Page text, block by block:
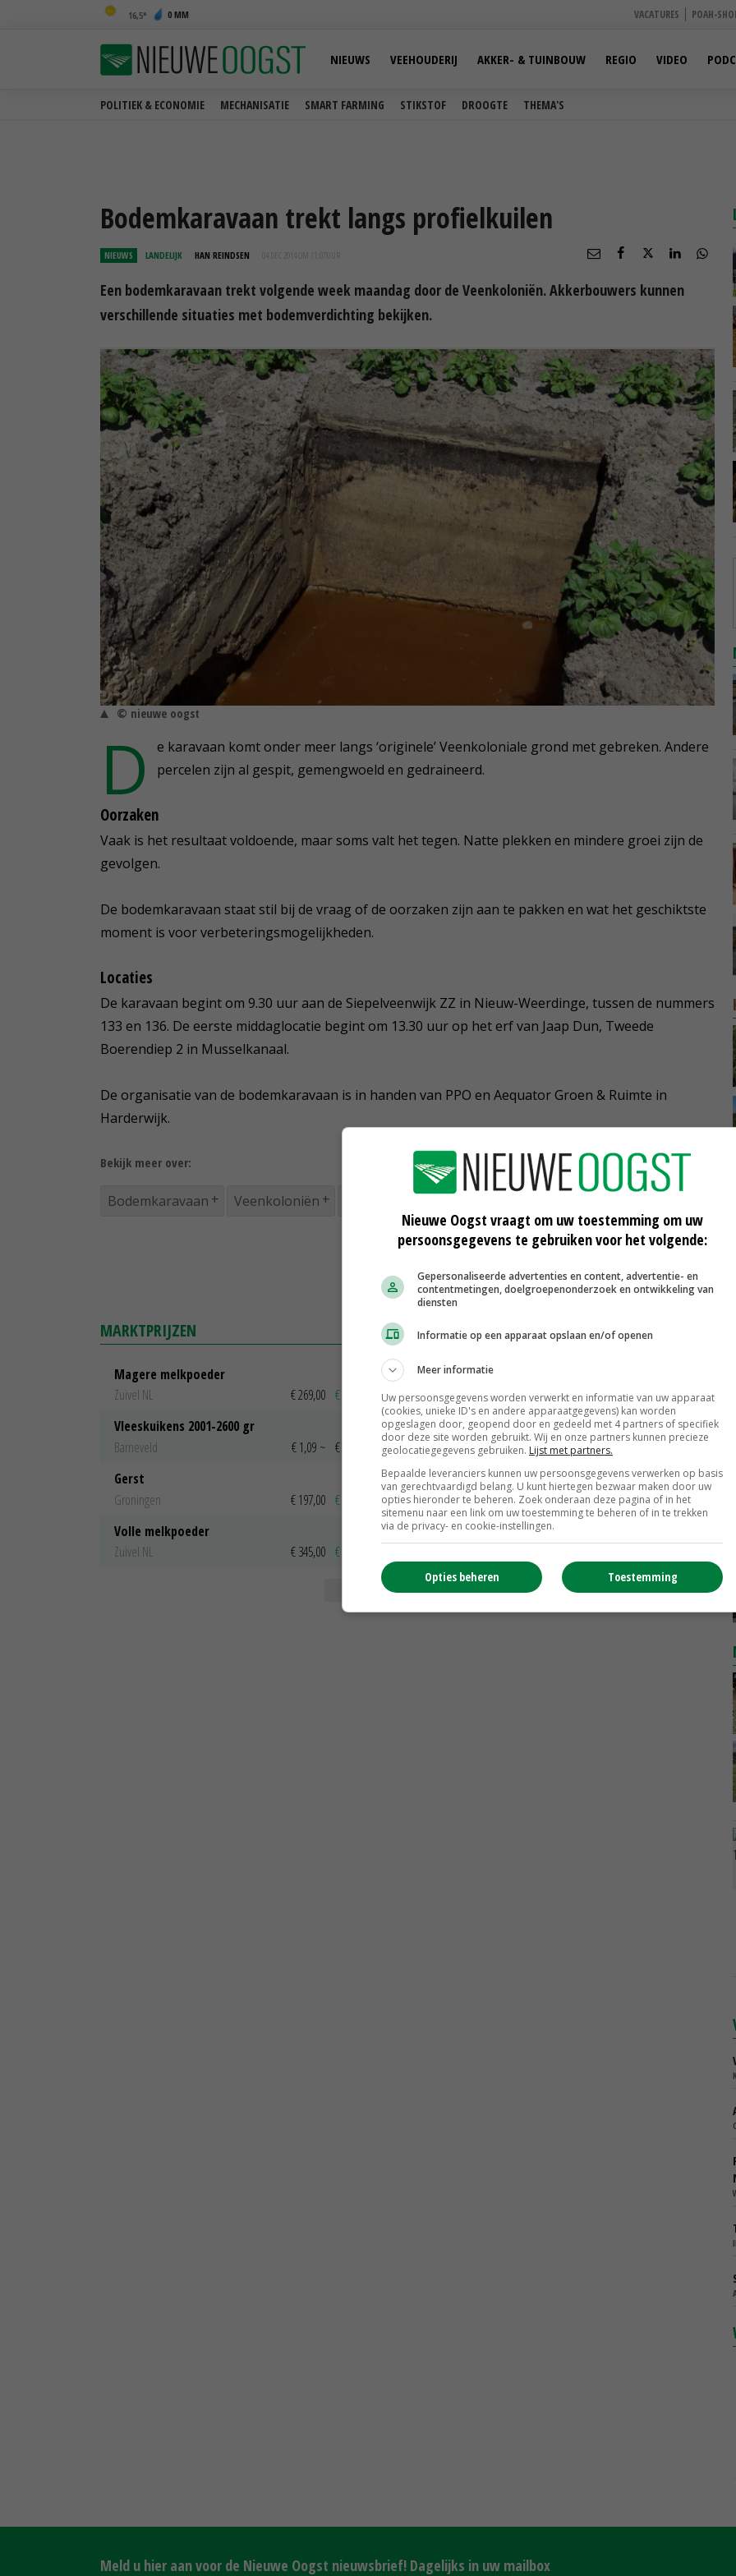
16,5 0 MM VACATURES POAH-
POLITIEK & ECONOMIE MECHANISATIE SMART FARMING STIKSTOF DROOGTE THEMA'S
NIEUWS VEEHOUDERIJ AKKER- & TUINBOUW REGIO VIDEO
Bodemkaravaan trekt langs profielkuilen
NIEUWS LANDELIJK HAN REINDSEN 04 DEC 2014 OM 11:07
Een bodemkaravaan trekt volgende week maandag door de Veenkoloniën. Akkerbouwers kunnen
verschillende situaties met bodemverdichting bekijken.
© nieuwe oogst
D
e karavaan komt onder meer langs ‘originele’ Veenkoloniale grond met gebreken. Andere
percelen zijn al gespit, gemengwoeld en gedraineerd.
Oorzaken
Vaak is het resultaat voldoende, maar soms valt het tegen. Natte plekken en mindere groei zijn de
gevolgen.
De bodemkaravaan staat stil bij de vraag of de oorzaken zijn aan te pakken en wat het geschiktste
moment is voor verbeteringsmogelijkheden.
Locaties
De karavaan begint om 9.30 uur aan de Siepelveenwijk ZZ in Nieuw-Weerdinge, tussen de nummers
133 en 136. De eerste middaglocatie begint om 13.30 uur op het erf van Jaap Dun, Tweede
Boerendiep 2 in Musselkanaal.
De organisatie van de bodemkaravaan is in handen van PPO en Aequator Groen & Ruimte in
Harderwijk.
Bekijk meer over:
Bodemkaravaan Veenkoloniën
MARKTPRIJZEN
Magere melkpoeder
Zuivel NL
€ 269,00 € 7,00
Vleeskuikens 2001-2600 gr
Barneveld
€ 1,09 ~ € 1,11
Gerst
Groningen
€ 197,00 € 2,00
Volle melkpoeder
Zuivel NL
€ 345,00 € 20,00
Scharreleieren maat 59
Barneveld
€ 12,00
€ 0,00
Fritesgeschikt NL Du Be
PotatoNL
€ 15,00
€ 23,00
Uien Middenmeer Geel 30-60% grof
Noteringen
€ 0,00~ € 0,00
DCA BestPigletPrice
MEER MARKTPRIJZEN
Meld u hier aan voor de Nieuwe Oogst nieuwsbrief! Dagelijks in uw mailbox
Nieuwe Oogst vraagt om uw toestemming om uw
persoonsgegevens te gebruiken voor het volgende:
Gepersonaliseerde advertenties en content, advertentie- en
contentmetingen, doelgroepenonderzoek en ontwikkeling van
diensten
Informatie op een apparaat opslaan en/of openen
Meer informatie
Uw persoonsgegevens worden verwerkt en informatie van uw apparaat
(cookies, unieke ID's en andere apparaatgegevens) kan worden
opgeslagen door, geopend door en gedeeld met 4 partners of specifiek
door deze site worden gebruikt. Wij en onze partners kunnen precieze
geolocatiegegevens gebruiken. Lijst met partners.
Bepaalde leveranciers kunnen uw persoonsgegevens verwerken op basis
van gerechtvaardigd belang. U kunt hiertegen bezwaar maken door uw
opties hieronder te beheren. Zoek onderaan deze pagina of in het
sitemenu naar een link om uw toestemming te beheren of in te trekken
via de privacy- en cookie-instellingen.
Toestemming
Opties beheren